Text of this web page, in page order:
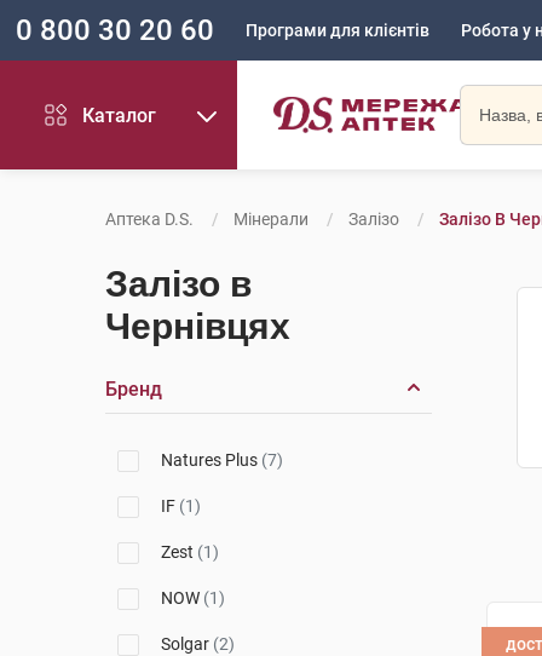
0 800 30 20 60 Програми для клієнтів Робота у
Каталог
Аптека D.S. Мінерали Залізо Залізо В
Залізо в
Чернівцях
Бренд
Natures Plus (7)
IF (1)
Zest (1)
NOW (1)
Solgar (2)